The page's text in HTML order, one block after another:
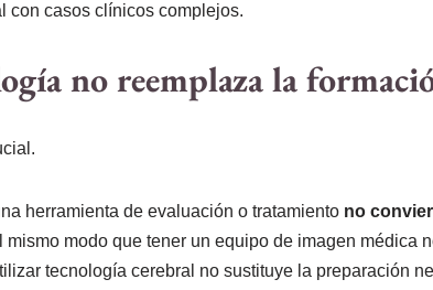
con casos clínicos complejos.
no reemplaza la
herramienta de evaluación o tratamiento no
mismo modo que tener un equipo de imagen médica
tecnología cerebral no sustituye la preparación